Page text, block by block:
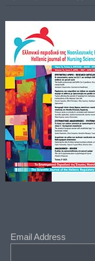
Email Address